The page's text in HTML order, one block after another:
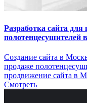
Разработка сайта
полотенцесушителей
Создание сайта в
продаже
продвижение сайта в
Смотреть